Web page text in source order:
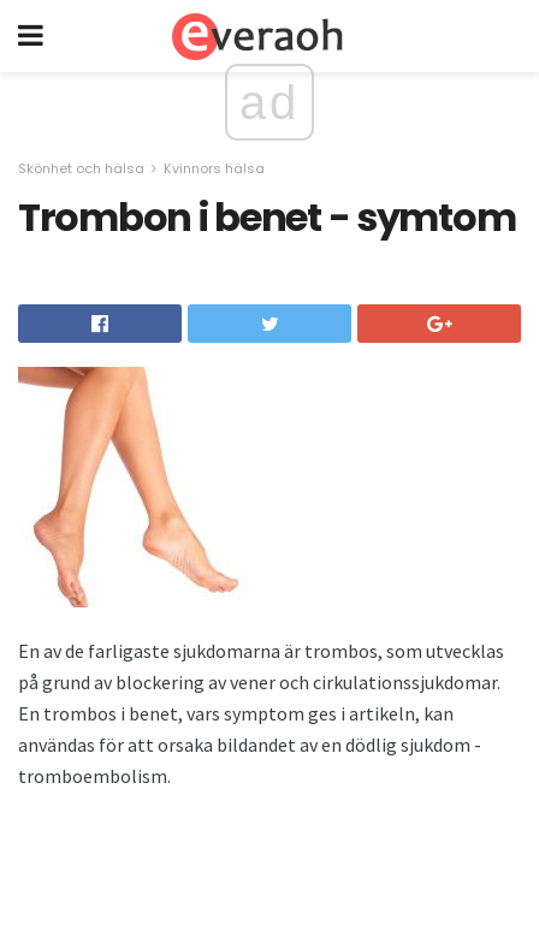
ad
Skönhet och hälsa Kvinnors hälsa
Trombon i benet - symtom
En av de farligaste sjukdomarna är trombos, som utvecklas
på grund av blockering av vener och cirkulationssjukdomar.
En trombos i benet, vars symptom ges i artikeln, kan
användas för att orsaka bildandet av en dödlig sjukdom -
tromboembolism.